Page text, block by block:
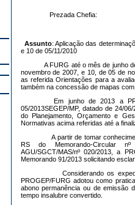
Prezada Chefia:
Assunto: Aplicação das
e 10 de 05/11/2010
A FURG até o mês de junho
novembro de 2007, e 10, de 05 de
as referida Orientações para a
também na concessão de mapas
Em junho de 2013 a
05/2013SEGEP/MP, datado de 24/
do Planejamento, Orçamento e
Normativas acima referidas até a
A partir de tomar
RS do Memorando-Circular nº
AGU/SGCT/MAS/nº 020/2013, a
Memorando 91/2013 solicitando
Considerando os
PROGEP/FURG adotou como
abono permanência ou de emissão
tempo insalubre convertido.